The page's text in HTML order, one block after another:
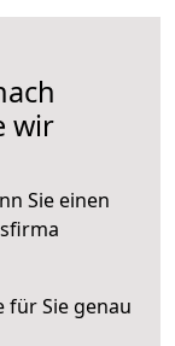
wir
Sie einen
für Sie genau